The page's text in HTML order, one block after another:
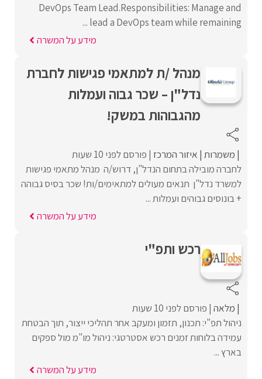
DevOps Team Lead.Responsibilities: Manage and
lead a DevOps team while remaining ...
מידע על המשרה
מנהל /ת למתאמי פגישות לחברת
נדל"ן – שכר גבוה ועמלות
מהגבוהות במשק!
משמרות איזור המרכז פורסם לפני 10 שעות
לחברה מובילה בתחום הנדל"ן, דרוש/ה מנהל מתאמי פגישות
למשרד נדל"ן תנאים מעולים למתאימים/ות! שכר בסיס גבוהה
+ בונוסים גבוהים ועמלות ...
מידע על המשרה
רכש ותפ"י
מלאה פורסם לפני 10 שעות
ניהול תפ"י: תכנון, תזמון ומעקב אחר תהליכי ייצור, תוך הבטחת
עמידה בלוחות זמנים רכש אסטרטגי: ניהול מו"מ מול ספקים
בארץ ...
מידע על המשרה